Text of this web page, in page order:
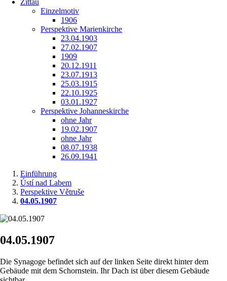
Einzelmotiv
1906
Perspektive Marienkirche
23.04.1903
27.02.1907
1909
20.12.1911
23.07.1913
25.03.1915
22.10.1925
03.01.1927
Perspektive Johanneskirche
ohne Jahr
19.02.1907
ohne Jahr
08.07.1938
26.09.1941
Einführung
Ústí nad Labem
Perspektive Větruše
04.05.1907
04.05.1907
Die Synagoge befindet sich auf der linken Seite direkt hinter dem
Gebäude mit dem Schornstein. Ihr Dach ist über diesem Gebäude